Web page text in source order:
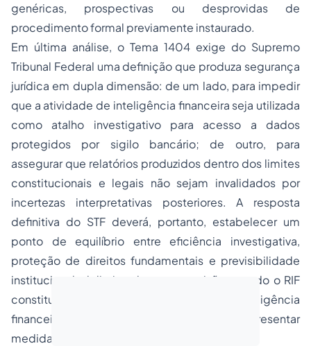
genéricas, prospectivas ou desprovidas de
procedimento formal previamente instaurado.
Em última análise, o Tema 1404 exige do Supremo
Tribunal Federal uma definição que produza segurança
jurídica em dupla dimensão: de um lado, para impedir
que a atividade de inteligência financeira seja utilizada
como atalho investigativo para acesso a dados
protegidos por sigilo bancário; de outro, para
assegurar que relatórios produzidos dentro dos limites
constitucionais e legais não sejam invalidados por
incertezas interpretativas posteriores. A resposta
definitiva do STF deverá, portanto, estabelecer um
ponto de equilíbrio entre eficiência investigativa,
proteção de direitos fundamentais e previsibilidade
institucional, delimitando com precisão quando o RIF
constitui instrumento legítimo de inteligência
financeira e quando sua requisição passa a representar
medida incompatível com a Constituição.